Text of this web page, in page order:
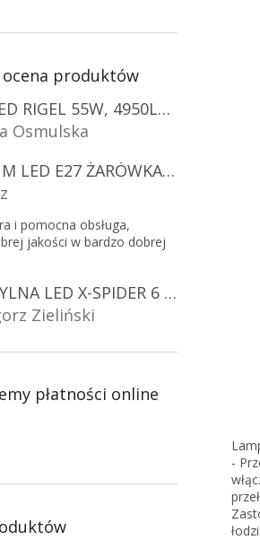
produktów
Lampa LED RIGEL 55W, 4950LM, E27, 6500K [WL-10]
to 5 na 5 gwiazdek.
Osmulska
SPECTRUM LED E27 ŻARÓWKA LED 9W, A60/10-PACK!
to 5 na 5 gwiazdek.
i pomocna obsługa,
jakości w bardzo dobrej
LAMPA TYLNA LED X-SPIDER 6 FUNKCJI, R10, R148, R150, IP67, MOCOWANIE NA ŚRUBY [L2425]
to 5 na 5 gwiazdek.
Zieliński
płatności online
-